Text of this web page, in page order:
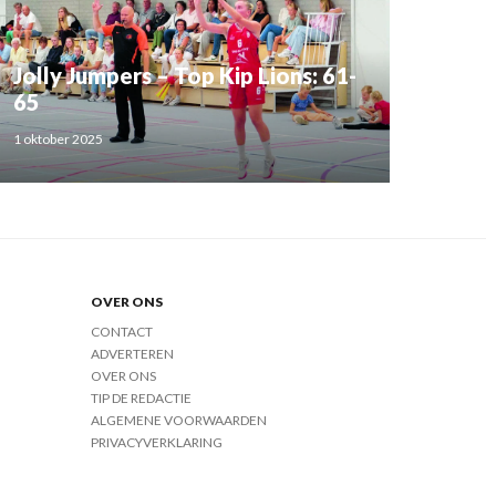
Jolly Jumpers – Top Kip Lions: 61-
65
1 oktober 2025
OVER ONS
CONTACT
ADVERTEREN
OVER ONS
TIP DE REDACTIE
ALGEMENE VOORWAARDEN
PRIVACYVERKLARING